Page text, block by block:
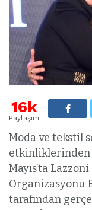
16k
Paylaşım
Moda ve tekstil
etkinliklerinden
Mayıs’ta
Organizasyonu
tarafından